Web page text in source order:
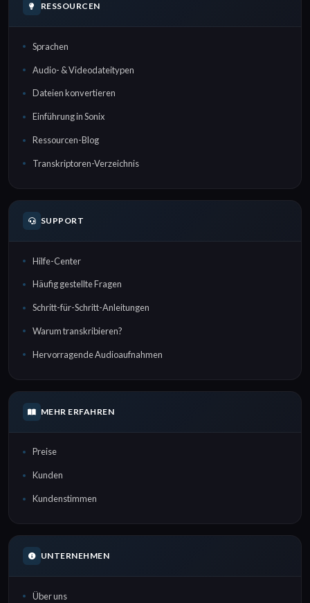
RESSOURCEN
Sprachen
Audio- & Videodateitypen
Dateien konvertieren
Einführung in Sonix
Ressourcen-Blog
Transkriptoren-Verzeichnis
SUPPORT
Hilfe-Center
Häufig gestellte Fragen
Schritt-für-Schritt-Anleitungen
Warum transkribieren?
Hervorragende Audioaufnahmen
MEHR ERFAHREN
Preise
Kunden
Kundenstimmen
UNTERNEHMEN
Über uns